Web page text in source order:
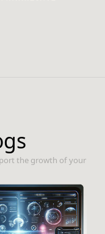
the growth of your